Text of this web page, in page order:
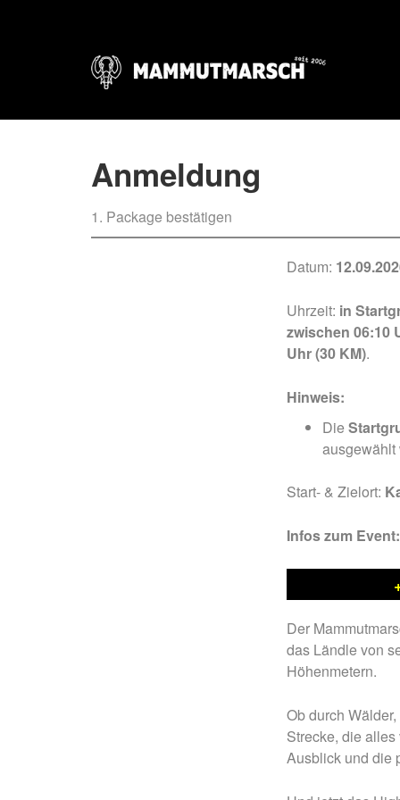
Anmeldung
1. Package bestätigen
Datum:
Uhrzeit: in
zwischen 06:10
Uhr (30 KM).
Hinweis:
Die
ausgewählt
Start- & Zielort:
Infos zum Event:
Der
das Ländle von
Höhenmetern.
Ob durch
Strecke, die
Ausblick und die